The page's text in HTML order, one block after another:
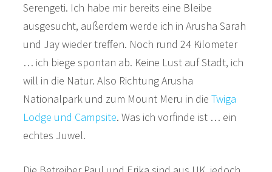
Serengeti. Ich habe mir bereits eine Bleibe
ausgesucht, außerdem werde ich in Arusha Sarah
und Jay wieder treffen. Noch rund 24 Kilometer
… ich biege spontan ab. Keine Lust auf Stadt, ich
will in die Natur. Also Richtung Arusha
Nationalpark und zum Mount Meru in dieTwiga
Lodge und Campsite. Was ich vorfinde ist … ein
echtes Juwel.